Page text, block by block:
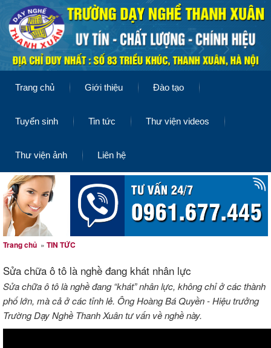
Trang chủ Giới thiệu Đào tạo
Tuyển sinh Tin tức Thư viện videos
Thư viện ảnh Liên hệ
Trang chủ » TIN TỨC
Sửa chữa ô tô là nghề đang khát nhân lực
Sửa chữa ô tô là nghề đang “khát” nhân lực, không chỉ ở các thành
phố lớn, mà cả ở các tỉnh lẻ. Ông Hoàng Bá Quyền - Hiệu trưởng
Trường Dạy Nghề Thanh Xuân tư vấn về nghề này.